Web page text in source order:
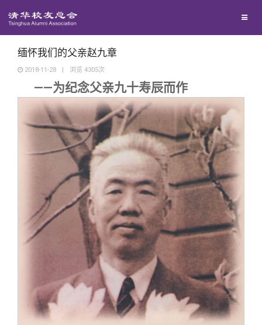
西南联大校友会
回馈母校
捐赠项目
捐赠新闻
捐赠纪事
捐赠方法
义工计划
媒体平台
《清华校友通讯》
《水木清华》
我要订阅
新媒体平台
百年清华
清华人物
清华故事
青春风采
校友文苑
校友服务
终身学习
信息化服务
三创大赛
校友总会
总会简介
会长致辞
关闭
缅怀我们的父亲赵九章
2018-11-28 | 浏览 4305次
——为纪念父亲九十寿辰而作